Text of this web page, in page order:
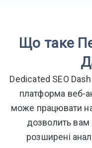
Що таке
Dedicated SEO
платформа веб-
може працювати
дозволить вам
розширені